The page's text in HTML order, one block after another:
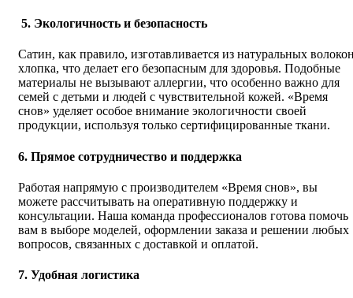
5. Экологичность и безопасность
Сатин, как правило, изготавливается из натуральных
хлопка, что делает его безопасным для здоровья. Подобные
материалы не вызывают аллергии, что особенно важно для
семей с детьми и людей с чувствительной кожей. «Время
снов» уделяет особое внимание экологичности своей
продукции, используя только сертифицированные ткани.
6. Прямое сотрудничество и поддержка
Работая напрямую с производителем «Время снов», вы
можете рассчитывать на оперативную поддержку и
консультации. Наша команда профессионалов готова помочь
вам в выборе моделей, оформлении заказа и решении любых
вопросов, связанных с доставкой и оплатой.
7. Удобная логистика